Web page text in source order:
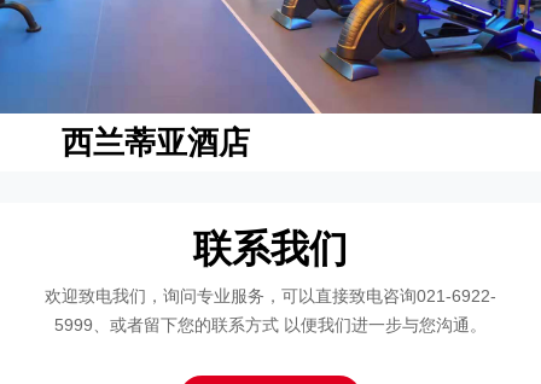
西兰蒂亚酒店
联系我们
欢迎致电我们，询问专业服务，可以直接致电咨询021-6922-
5999、或者留下您的联系方式 以便我们进一步与您沟通。